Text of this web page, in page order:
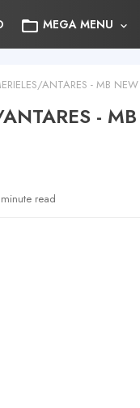
folder_open MEGA MENU
ANTARES - MB
-
read